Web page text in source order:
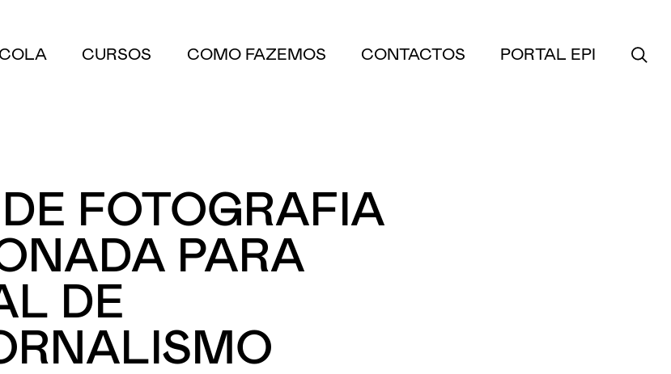
CURSOS COMO FAZEMOS CONTACTOS PORTAL EPI
FOTOGRAFIA
PARA
DE